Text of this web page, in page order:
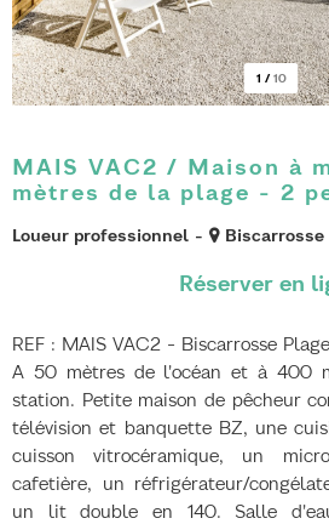
1 / 10
MAIS VAC2 / Maison à
mètres de la plage - 2
Loueur professionnel Biscarrosse
REF : MAIS VAC2 - Biscarrosse Plage
A 50 mètres de l'océan et à 400
station. Petite maison de pêcheur
télévision et banquette BZ, une
cuisson vitrocéramique, un
cafetière, un réfrigérateur/
un lit double en 140. Salle